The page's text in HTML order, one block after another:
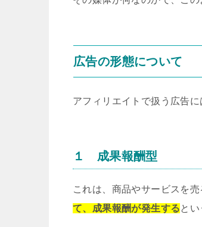
広告の形態について
アフィリエイトで扱う広告
１ 成果報酬型
これは、商品やサービスを売
て、成果報酬が発生するとい